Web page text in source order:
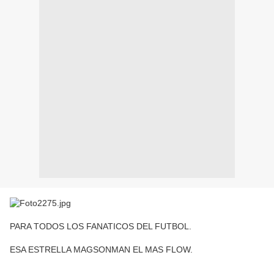
PARA TODOS LOS FANATICOS DEL FUTBOL.
ESA ESTRELLA MAGSONMAN EL MAS FLOW.